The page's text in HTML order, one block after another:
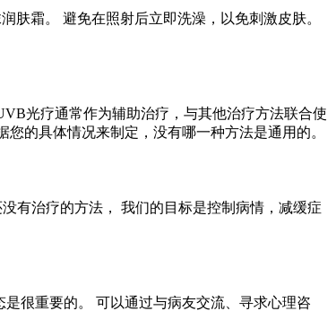
肤霜。 避免在照射后立即洗澡，以免刺激皮肤。
光疗通常作为辅助治疗，与其他治疗方法联合使
的具体情况来制定，没有哪一种方法是通用的。
有治疗的方法， 我们的目标是控制病情，减缓症
很重要的。 可以通过与病友交流、寻求心理咨